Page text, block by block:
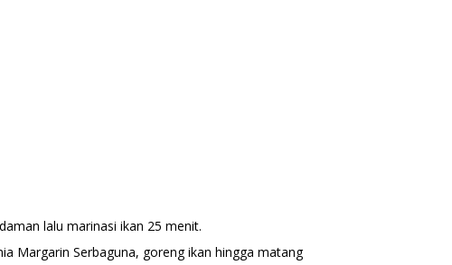
lalu marinasi ikan 25 menit.
Margarin Serbaguna, goreng ikan hingga matang